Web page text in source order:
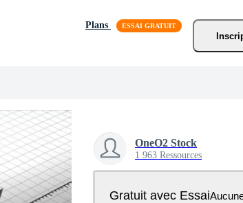
Plans
OneO2 Stock
1 963 Ressources
Gratuit avec Essai